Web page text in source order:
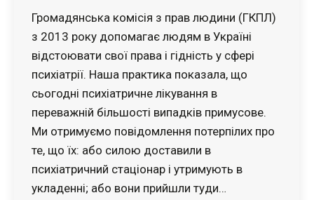
Громадянська комісія з прав людини (ГКПЛ)
з 2013 року допомагає людям в Україні
відстоювати свої права і гідність у сфері
психіатрії. Наша практика показала, що
сьогодні психіатричне лікування в
переважній більшості випадків примусове.
Ми отримуємо повідомлення потерпілих про
те, що їх: або силою доставили в
психіатричний стаціонар і утримують в
укладенні; або вони прийшли туди…